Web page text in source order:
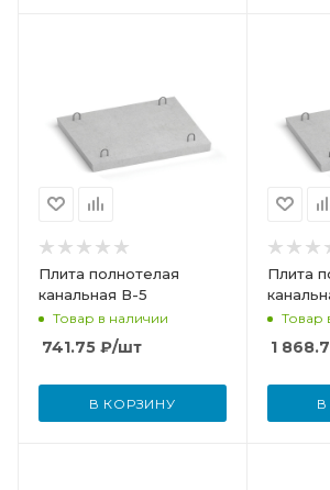
Плита полнотелая
канальная В-5
Товар в наличии
741.75 ₽/шт
В КОРЗИНУ
Плита
Товар
1